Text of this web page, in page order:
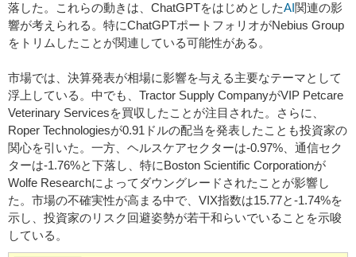
落した。これらの動きは、ChatGPTをはじめとしたAI関連の影
響が考えられる。特にChatGPTポートフォリオがNebius Group
をトリムしたことが関連している可能性がある。
市場では、決算発表が相場に影響を与える主要なテーマとして
浮上している。中でも、Tractor Supply CompanyがVIP Petcare
Veterinary Servicesを買収したことが注目された。さらに、
Roper Technologiesが0.91ドルの配当を発表したことも投資家の
関心を引いた。一方、ヘルスケアセクターは-0.97%、通信セク
ターは-1.76%と下落し、特にBoston Scientific Corporationが
Wolfe Researchによってダウングレードされたことが影響し
た。市場の不確実性が高まる中で、VIX指数は15.77と-1.74%を
示し、投資家のリスク回避姿勢が若干和らいでいることを示唆
している。